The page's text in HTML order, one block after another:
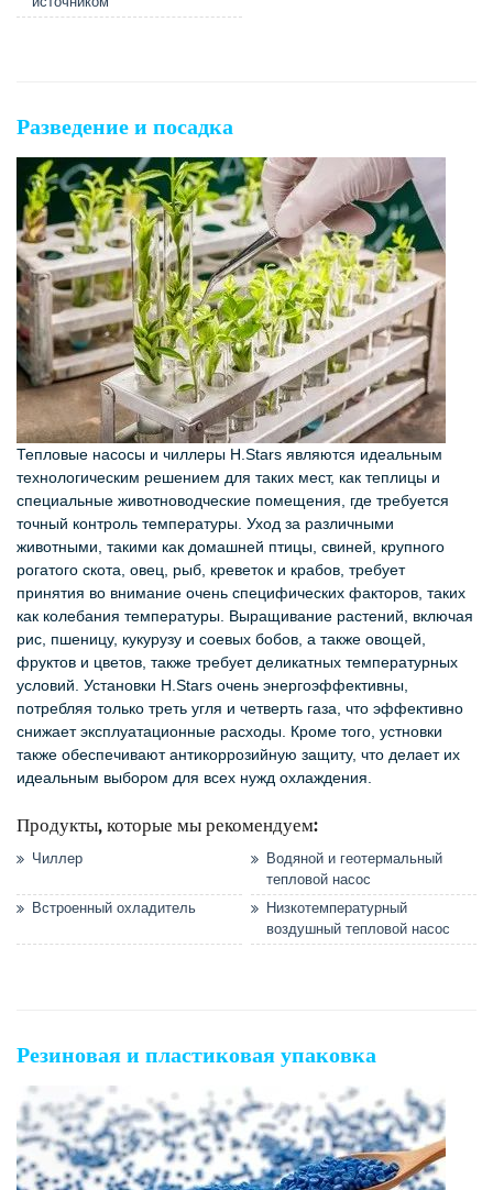
Разведение и посадка
Тепловые насосы и чиллеры H.Stars являются идеальным
технологическим решением для таких мест, как теплицы и
специальные животноводческие помещения, где требуется
точный контроль температуры. Уход за различными
животными, такими как домашней птицы, свиней, крупного
рогатого скота, овец, рыб, креветок и крабов, требует
принятия во внимание очень специфических факторов, таких
как колебания температуры. Выращивание растений, включая
рис, пшеницу, кукурузу и соевых бобов, а также овощей,
фруктов и цветов, также требует деликатных температурных
условий. Установки H.Stars очень энергоэффективны,
потребляя только треть угля и четверть газа, что эффективно
снижает эксплуатационные расходы. Кроме того, устновки
также обеспечивают антикоррозийную защиту, что делает их
идеальным выбором для всех нужд охлаждения.
Продукты, которые мы рекомендуем:
Чиллер
Водяной и геотермальный
тепловой насос
Встроенный охладитель
Низкотемпературный
воздушный тепловой насос
Резиновая и пластиковая упаковка